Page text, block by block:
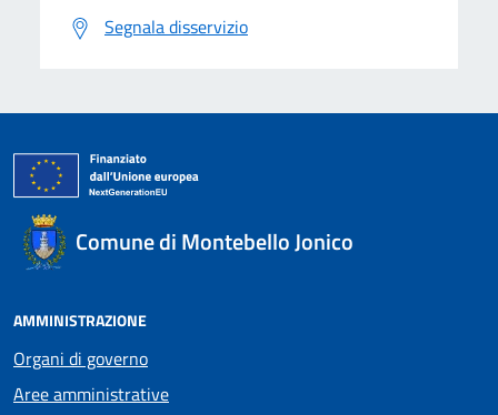
Segnala disservizio
Comune di Montebello Jonico
AMMINISTRAZIONE
Organi di governo
Aree amministrative